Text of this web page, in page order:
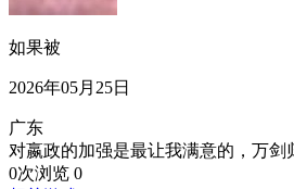
如果被
2026年05月25日
广东
对嬴政的加强是最让我满意的，万剑
0次浏览 0